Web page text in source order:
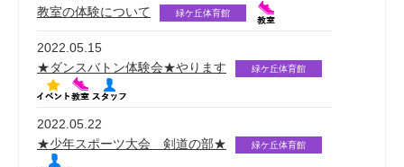
教室の体験について
緑ケ丘体育館
2022.05.15
★ダンスバトン体験会★やります
緑ケ丘体育館
2022.05.22
★少年スポーツ大会 剣道の部★
緑ケ丘体育館